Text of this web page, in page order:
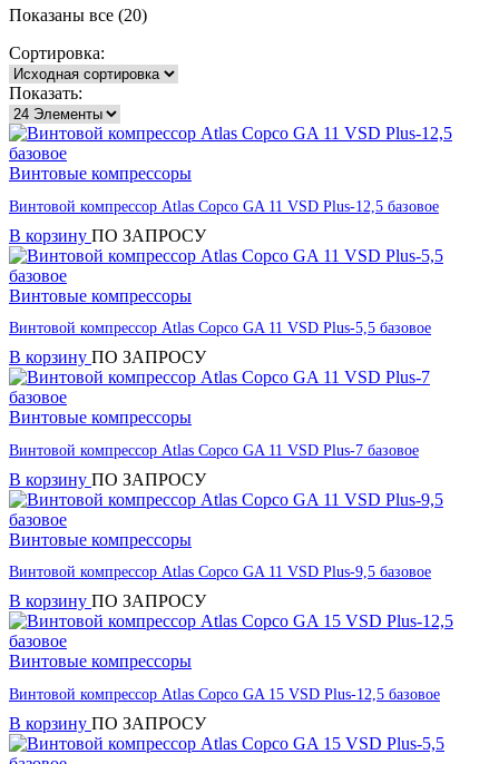
Показаны все (20)
Сортировка:
Показать:
Винтовые компрессоры
Винтовой компрессор Atlas Copco GA 11 VSD Plus-12,5 базовое
В корзину ПО ЗАПРОСУ
Винтовые компрессоры
Винтовой компрессор Atlas Copco GA 11 VSD Plus-5,5 базовое
В корзину ПО ЗАПРОСУ
Винтовые компрессоры
Винтовой компрессор Atlas Copco GA 11 VSD Plus-7 базовое
В корзину ПО ЗАПРОСУ
Винтовые компрессоры
Винтовой компрессор Atlas Copco GA 11 VSD Plus-9,5 базовое
В корзину ПО ЗАПРОСУ
Винтовые компрессоры
Винтовой компрессор Atlas Copco GA 15 VSD Plus-12,5 базовое
В корзину ПО ЗАПРОСУ